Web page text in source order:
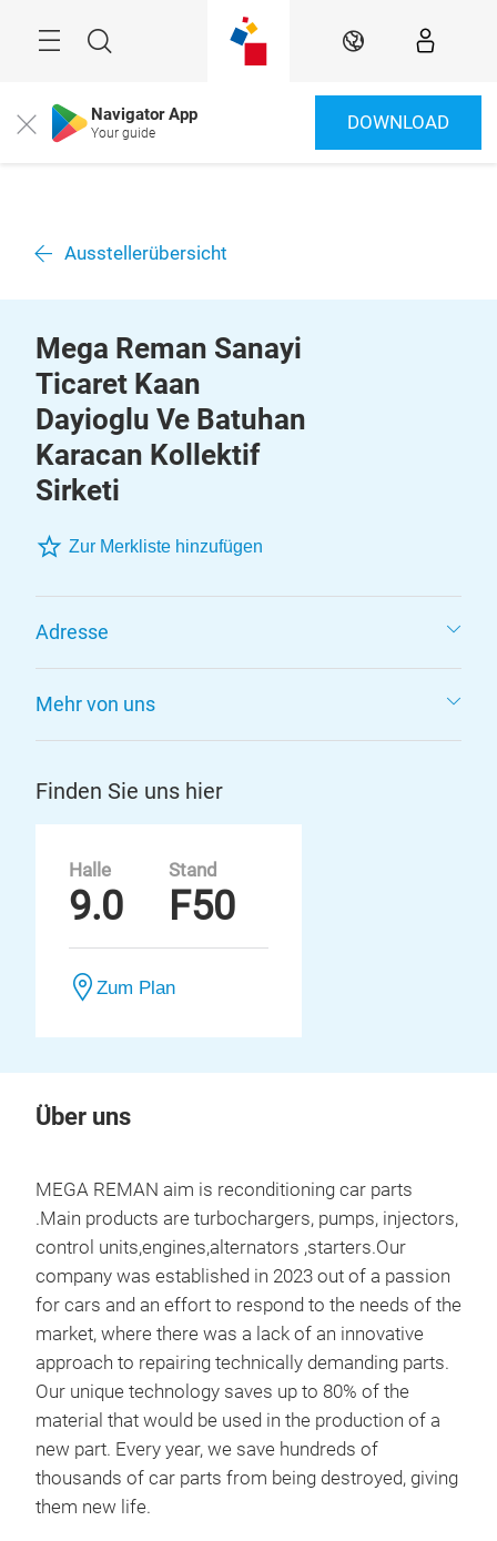
Suche DE
Close Navigator App
Your guide DOWNLOAD
Ausstellerübersicht
Mega Reman Sanayi
Ticaret Kaan
Dayioglu Ve Batuhan
Karacan Kollektif
Sirketi
Zur Merkliste hinzufügen
Adresse
Mehr von uns
Finden Sie uns hier
Halle
9.0
Stand
F50
Zum Plan
Über uns
MEGA REMAN aim is reconditioning car parts
.Main products are turbochargers, pumps, injectors,
control units,engines,alternators ,starters.Our
company was established in 2023 out of a passion
for cars and an effort to respond to the needs of the
market, where there was a lack of an innovative
approach to repairing technically demanding parts.
Our unique technology saves up to 80% of the
material that would be used in the production of a
new part. Every year, we save hundreds of
thousands of car parts from being destroyed, giving
them new life.